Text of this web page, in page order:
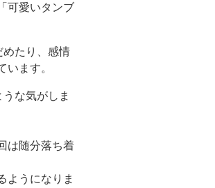
可愛いタンブ
めたり、感情
ます。
な気がしま
は随分落ち着
ようになりま